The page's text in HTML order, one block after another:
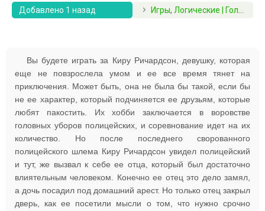
Добавлено 1 назад Игры, Логические | Головоломки
Вы будете играть за Киру Ричардсон, девушку, которая
еще не повзрослела умом и ее все время тянет на
приключения. Может быть, она не была бы такой, если бы
не ее характер, который подчиняется ее друзьям, которые
любят пакостить. Их хобби заключается в воровстве
головных уборов полицейских, и соревнование идет на их
количество. Но после последнего сворованного
полицейского шлема Киру Ричардсон увидел полицейский
и тут, же вызвал к себе ее отца, который был достаточно
влиятельным человеком. Конечно ее отец это дело замял,
а дочь посадил под домашний арест. Но только отец закрыл
дверь, как ее посетили мысли о том, что нужно срочно